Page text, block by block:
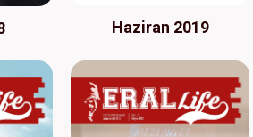
Haziran 2019